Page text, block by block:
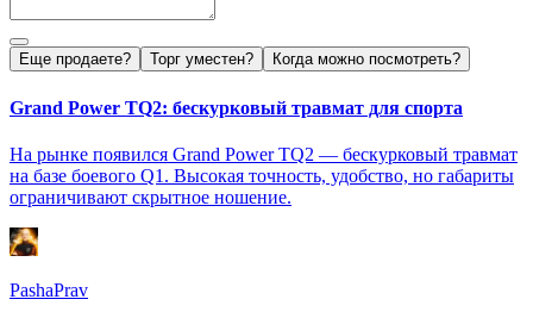
Еще продаете? Торг уместен? Когда можно посмотреть?
Grand Power TQ2: бескурковый травмат для спорта
На рынке появился Grand Power TQ2 — бескурковый травмат
на базе боевого Q1. Высокая точность, удобство, но габариты
ограничивают скрытное ношение.
PashaPrav